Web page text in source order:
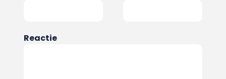
Reactie